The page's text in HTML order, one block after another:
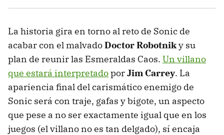
La historia gira en torno al reto de Sonic de
acabar con el malvadoDoctor Robotniky su
plan de reunir las Esmeraldas Caos. Un villano
que estará interpretadoporJim Carrey. La
apariencia final del carismático enemigo de
Sonic será con traje, gafas y bigote, un aspecto
que pese a no ser exactamente igual que en los
juegos (el villano no es tan delgado), sí encaja